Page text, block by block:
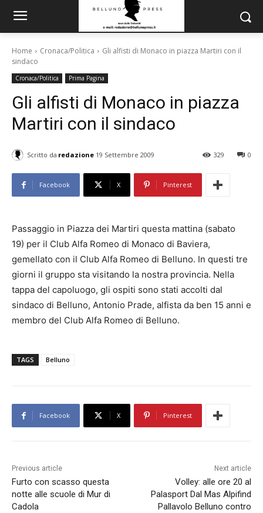
Home Cronaca/Politica
Gli alfisti di Monaco in piazza Martiri con il
sindaco
Cronaca/Politica Prima Pagina
Gli alfisti di Monaco in piazza
Martiri con il sindaco
Scritto da redazione 19 Settembre 2009 0
329
Facebook X Pinterest
Passaggio in Piazza dei Martiri questa mattina (sabato
19) per il Club Alfa Romeo di Monaco di Baviera,
gemellato con il Club Alfa Romeo di Belluno. In questi tre
giorni il gruppo sta visitando la nostra provincia. Nella
tappa del capoluogo, gli ospiti sono stati accolti dal
sindaco di Belluno, Antonio Prade, alfista da ben 15 anni e
membro del Club Alfa Romeo di Belluno.
TAGS Belluno
Facebook X Pinterest
Previous article
Furto con scasso questa
notte alle scuole di Mur di
Cadola
Next article
Volley: alle ore 20 al
Palasport Dal Mas Alpifind
Pallavolo Belluno contro